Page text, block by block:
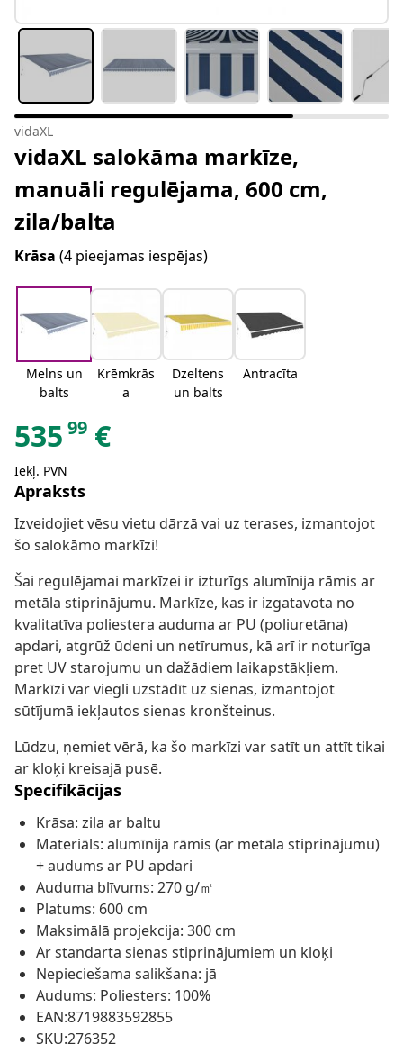
vidaXL
vidaXL salokāma markīze,
manuāli regulējama, 600 cm,
zila/balta
Krāsa (4 pieejamas iespējas)
Melns un
balts
Krēmkrās
a
Dzeltens
un balts
Antracīta
535 99 €
Iekļ. PVN
Apraksts
Izveidojiet vēsu vietu dārzā vai uz terases, izmantojot
šo salokāmo markīzi!
Šai regulējamai markīzei ir izturīgs alumīnija rāmis ar
metāla stiprinājumu. Markīze, kas ir izgatavota no
kvalitatīva poliestera auduma ar PU (poliuretāna)
apdari, atgrūž ūdeni un netīrumus, kā arī ir noturīga
pret UV starojumu un dažādiem laikapstākļiem.
Markīzi var viegli uzstādīt uz sienas, izmantojot
sūtījumā iekļautos sienas kronšteinus.
Lūdzu, ņemiet vērā, ka šo markīzi var satīt un attīt tikai
ar kloķi kreisajā pusē.
Specifikācijas
Krāsa: zila ar baltu
Materiāls: alumīnija rāmis (ar metāla stiprinājumu)
+ audums ar PU apdari
Auduma blīvums: 270 g/㎡
Platums: 600 cm
Maksimālā projekcija: 300 cm
Ar standarta sienas stiprinājumiem un kloķi
Nepieciešama salikšana: jā
Audums: Poliesters: 100%
EAN:8719883592855
SKU:276352